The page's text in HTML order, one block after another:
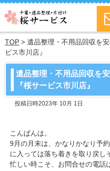
TOP > 遺品整理・不用品回収を
ビス市川店』
遺品整理・不用品回収を
『桜サービス市川店』
投稿日時2023年 10月 1日
こんばんは。
9月の月末は、かなりかなり予
に入っては落ち着きを取り戻し
忙しい時こそ、お問合せの電話